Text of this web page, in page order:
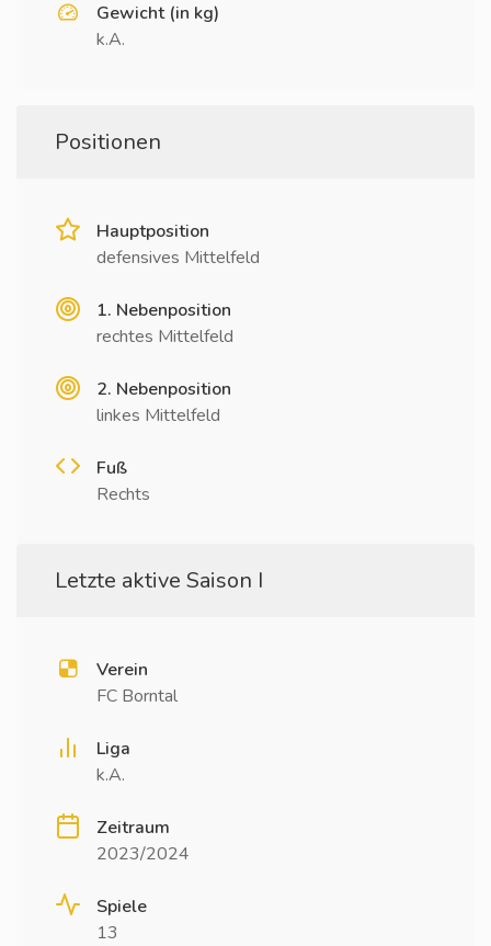
Gewicht (in kg)
k.A.
Positionen
Hauptposition
defensives Mittelfeld
1. Nebenposition
rechtes Mittelfeld
2. Nebenposition
linkes Mittelfeld
Fuß
Rechts
Letzte aktive Saison I
Verein
FC Borntal
Liga
k.A.
Zeitraum
2023/2024
Spiele
13